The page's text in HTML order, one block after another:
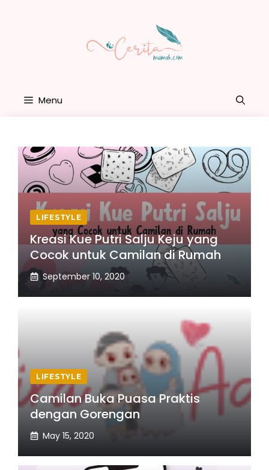
Menu
LIFESTYLE
Kreasi Kue Putri Salju Keju yang
Cocok untuk Camilan di Rumah
September 10, 2020
LIFESTYLE
Camilan Buka Puasa Praktis
dengan Gorengan
May 15, 2020